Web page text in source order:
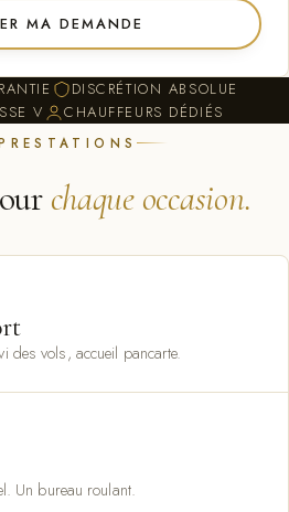
MA DEMANDE
DISCRÉTION ABSOLUE
V
CHAUFFEURS DÉDIÉS
chaque occasion.
des vols, accueil pancarte.
Un bureau roulant.